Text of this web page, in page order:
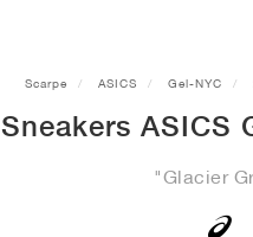
Scarpe ASICS Gel-NYC
Sneakers ASICS
"Glacier